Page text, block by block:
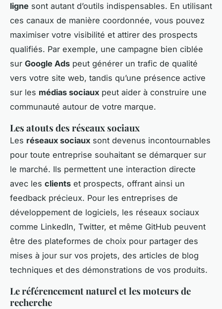
ligne sont autant d’outils indispensables. En utilisant
ces canaux de manière coordonnée, vous pouvez
maximiser votre visibilité et attirer des prospects
qualifiés. Par exemple, une campagne bien ciblée
sur Google Ads peut générer un trafic de qualité
vers votre site web, tandis qu’une présence active
sur les médias sociaux peut aider à construire une
communauté autour de votre marque.
Les atouts des réseaux sociaux
Les réseaux sociaux sont devenus incontournables
pour toute entreprise souhaitant se démarquer sur
le marché. Ils permettent une interaction directe
avec les clients et prospects, offrant ainsi un
feedback précieux. Pour les entreprises de
développement de logiciels, les réseaux sociaux
comme LinkedIn, Twitter, et même GitHub peuvent
être des plateformes de choix pour partager des
mises à jour sur vos projets, des articles de blog
techniques et des démonstrations de vos produits.
Le référencement naturel et les moteurs de
recherche